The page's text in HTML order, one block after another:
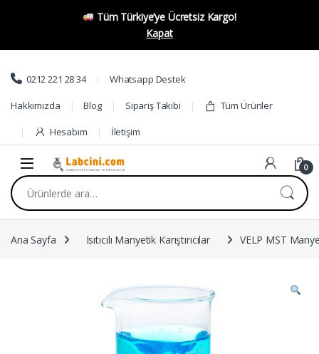
Tüm Türkiye’ye Ücretsiz Kargo!
Kapat
Skip to navigation
Skip to content
0212 221 28 34 Whatsapp Destek
Hakkımızda Blog Sipariş Takibi Tüm Ürünler
Hesabım İletişim
0
Ara:
Ana Sayfa Isıtıcılı Manyetik Karıştırıcılar VELP MST